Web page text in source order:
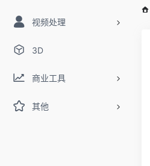
视频处理
3D
商业工具
其他